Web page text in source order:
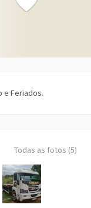
e Feriados.
Todas as fotos (5)